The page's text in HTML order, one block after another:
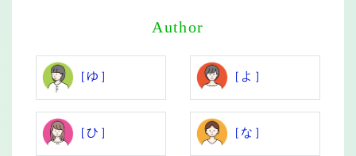
Author
［ゆ］ ［よ］
［ひ］ ［な］